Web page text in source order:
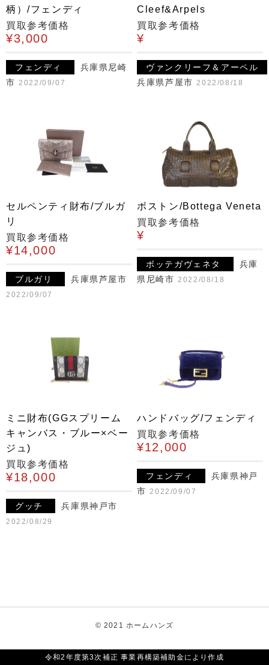
柄）/フェンディ
買取参考価格
¥3,000
フェンディ
兵庫県尼崎
市 2022/09/07
Cleef&Arpels
買取参考価格
¥
ヴァンクリーフ＆アーペル
兵庫県芦屋市 2022/08/18
セルペンティ財布/ブルガ
リ
買取参考価格
¥14,000
ブルガリ 兵庫県芦屋市
2022/09/07
ボストン/Bottega Veneta
買取参考価格
¥
ボッテガヴェネタ
兵庫
県尼崎市 2022/08/18
ミニ財布(GGスプリーム
キャンバス・ブルー×ベー
ジュ)
買取参考価格
¥18,000
グッチ 兵庫県神戸市
2022/08/29
ハンドバッグ/フェンディ
買取参考価格
¥12,000
フェンディ
兵庫県神戸
市 2022/09/07
© 2021 ホームハンズ
令和2年度第3次補正 事業再構築補助金により作成